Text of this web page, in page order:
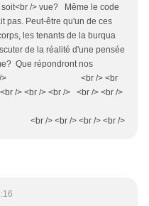
/> vue? Même le code
pas. Peut-être qu'un de ces
les tenants de la burqua
de la réalité d'une pensée
Que répondront nos
/> <br /> <br /> <br
/> <br /> <br /> <br /> <br />
<br /> <br />